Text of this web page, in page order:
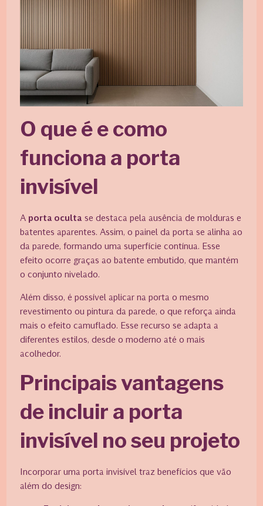
O que é e como
funciona a porta
invisível
A porta oculta se destaca pela ausência de molduras e
batentes aparentes. Assim, o painel da porta se alinha ao
da parede, formando uma superfície contínua. Esse
efeito ocorre graças ao batente embutido, que mantém
o conjunto nivelado.
Além disso, é possível aplicar na porta o mesmo
revestimento ou pintura da parede, o que reforça ainda
mais o efeito camuflado. Esse recurso se adapta a
diferentes estilos, desde o moderno até o mais
acolhedor.
Principais vantagens
de incluir a porta
invisível no seu projeto
Incorporar uma porta invisível traz benefícios que vão
além do design: